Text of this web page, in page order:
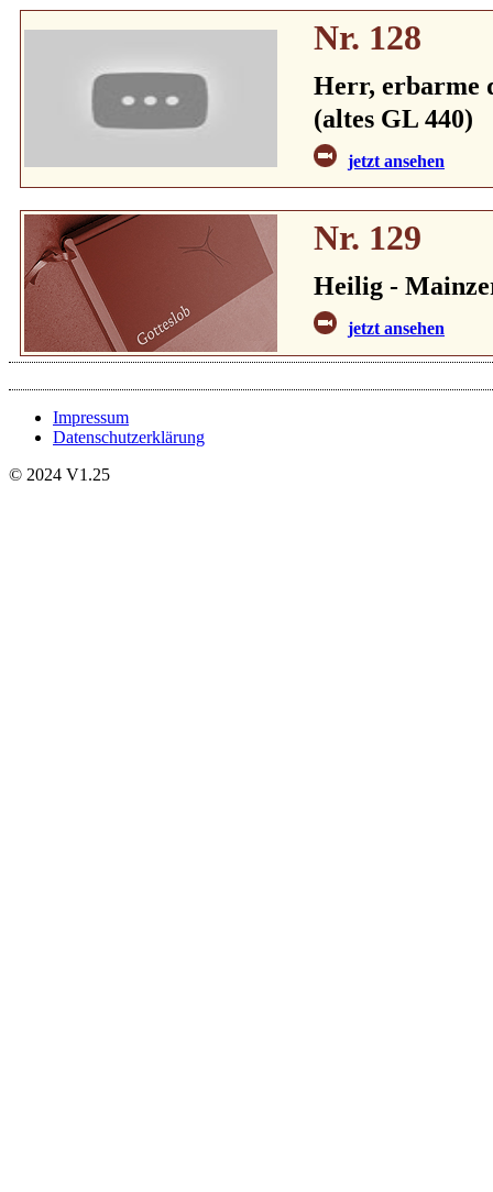
Nr. 128
Herr, erbarme
(altes GL 440)
jetzt ansehen
Nr. 129
Heilig -
jetzt ansehen
Impressum
Datenschutzerklärung
© 2024 V1.25